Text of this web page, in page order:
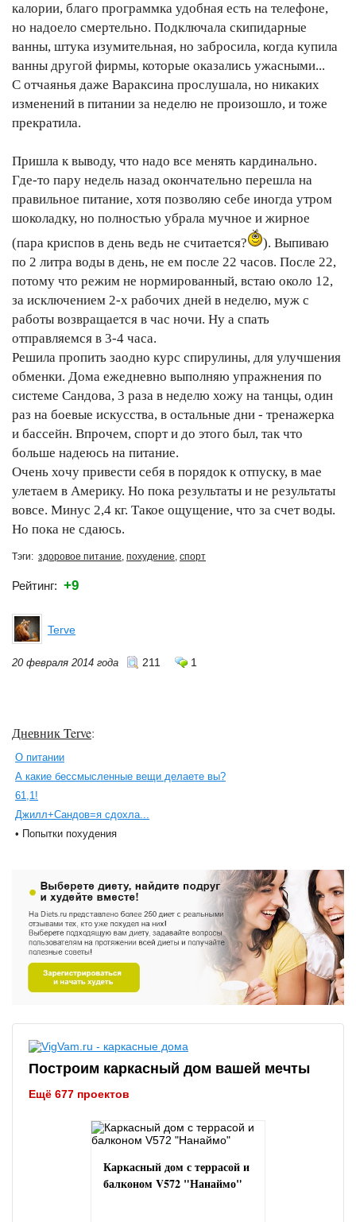
калории, благо программка удобная есть на телефоне,
но надоело смертельно. Подключала скипидарные
ванны, штука изумительная, но забросила, когда купила
ванны другой фирмы, которые оказались ужасными...
С отчаянья даже Вараксина прослушала, но никаких
изменений в питании за неделю не произошло, и тоже
прекратила.
Пришла к выводу, что надо все менять кардинально.
Где-то пару недель назад окончательно перешла на
правильное питание, хотя позволяю себе иногда утром
шоколадку, но полностью убрала мучное и жирное
(пара криспов в день ведь не считается?
). Выпиваю
по 2 литра воды в день, не ем после 22 часов. После 22,
потому что режим не нормированный, встаю около 12,
за исключением 2-х рабочих дней в неделю, муж с
работы возвращается в час ночи. Ну а спать
отправляемся в 3-4 часа.
Решила пропить заодно курс спирулины, для улучшения
обменки. Дома ежедневно выполняю упражнения по
системе Сандова, 3 раза в неделю хожу на танцы, один
раз на боевые искусства, в остальные дни - тренажерка
и бассейн. Впрочем, спорт и до этого был, так что
больше надеюсь на питание.
Очень хочу привести себя в порядок к отпуску, в мае
улетаем в Америку. Но пока результаты и не результаты
вовсе. Минус 2,4 кг. Такое ощущение, что за счет воды.
Но пока не сдаюсь.
Тэги: здоровое питание, похудение, спорт
Рейтинг: +9
Terve
20 февраля 2014 года 211 1
Дневник Terve:
О питании
А какие бессмысленные вещи делаете вы?
61,1!
Джилл+Сандов=я сдохла...
• Попытки похудения
Построим каркасный дом вашей мечты
Ещё 677 проектов
Каркасный дом с террасой и
балконом V572 "Нанаймо"